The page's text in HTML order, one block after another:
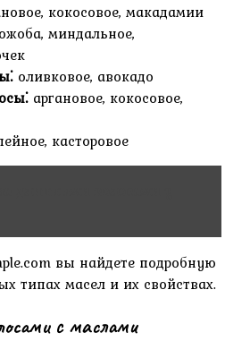
кокосовое‚ макадамии
миндальное‚
оливковое‚ авокадо
аргановое‚ кокосовое‚
касторовое
вы найдете подробную
типах масел и их свойствах.
с маслами